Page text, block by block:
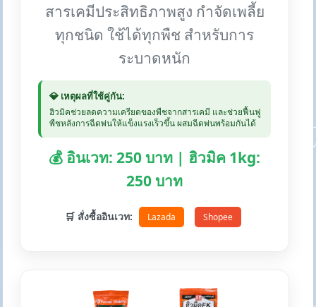
สารเคมีประสิทธิภาพสูง กำจัดเพลี้ย
ทุกชนิด ใช้ได้ทุกพืช สำหรับการ
ระบาดหนัก
💎 เหตุผลที่ใช้คู่กัน:
ฮิวมิคช่วยลดความเครียดของพืชจากสารเคมี และช่วยฟื้นฟู
พืชหลังการฉีดพ่นให้แข็งแรงเร็วขึ้น ผสมฉีดพ่นพร้อมกันได้
💰 อินเวท: 250 บาท | ฮิวมิค 1kg:
250 บาท
🛒 สั่งซื้ออินเวท: Lazada Shopee